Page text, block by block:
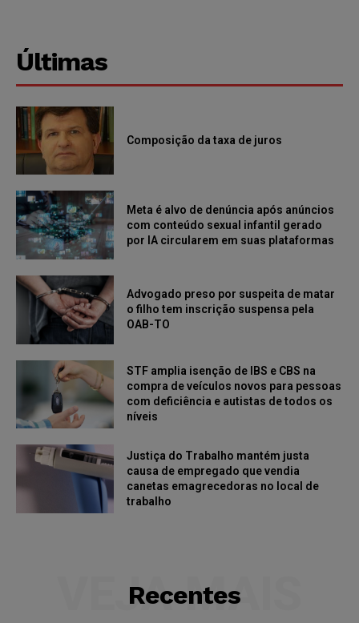
Últimas
Composição da taxa de juros
Meta é alvo de denúncia após anúncios
com conteúdo sexual infantil gerado
por IA circularem em suas plataformas
Advogado preso por suspeita de matar
o filho tem inscrição suspensa pela
OAB-TO
STF amplia isenção de IBS e CBS na
compra de veículos novos para pessoas
com deficiência e autistas de todos os
níveis
Justiça do Trabalho mantém justa
causa de empregado que vendia
canetas emagrecedoras no local de
trabalho
Recentes
VEJA MAIS